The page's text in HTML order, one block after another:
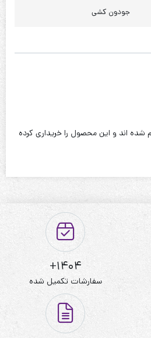
جودون کشی
اند و این محصول را خریداری کرده
1404+
سفارشات تکمیل شده